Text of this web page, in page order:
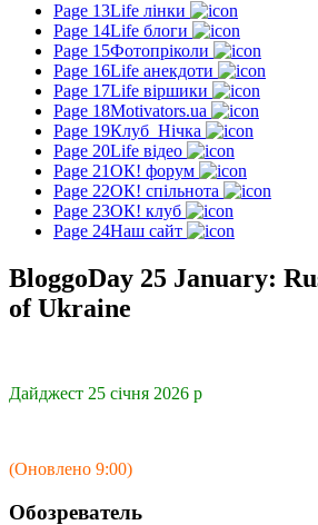
Page 13Life лінки
Page 14Life блоги
Page 15Фотопріколи
Page 16Life анекдоти
Page 17Life віршики
Page 18Motivators.ua
Page 19Клуб_Нічка
Page 20Life відео
Page 21ОК! форум
Page 22ОК! спільнота
Page 23ОК! клуб
Page 24Наш сайт
BloggoDay 25 January:
of Ukraine
Дайджест 25 січня 2026 р
(Оновлено 9:00)
Обозреватель